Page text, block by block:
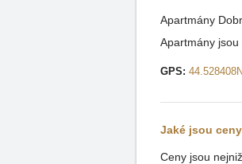
Apartmány
Apartmány
GPS:
Jaké jsou
Ceny jsou